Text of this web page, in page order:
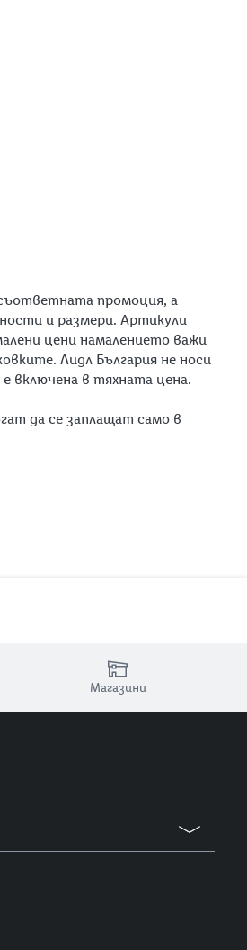
промоция, а
и размери. Артикули
цени намалението важи
Лидл България не носи
включена в тяхната цена.
да се заплащат само в
Магазини